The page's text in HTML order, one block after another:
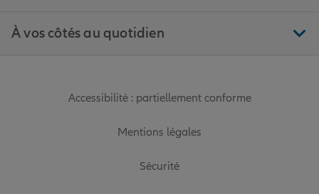
À vos côtés au quotidien
Accessibilité : partiellement conforme
Mentions légales
Sécurité